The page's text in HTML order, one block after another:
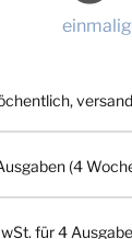
einmalig
(4
für 4